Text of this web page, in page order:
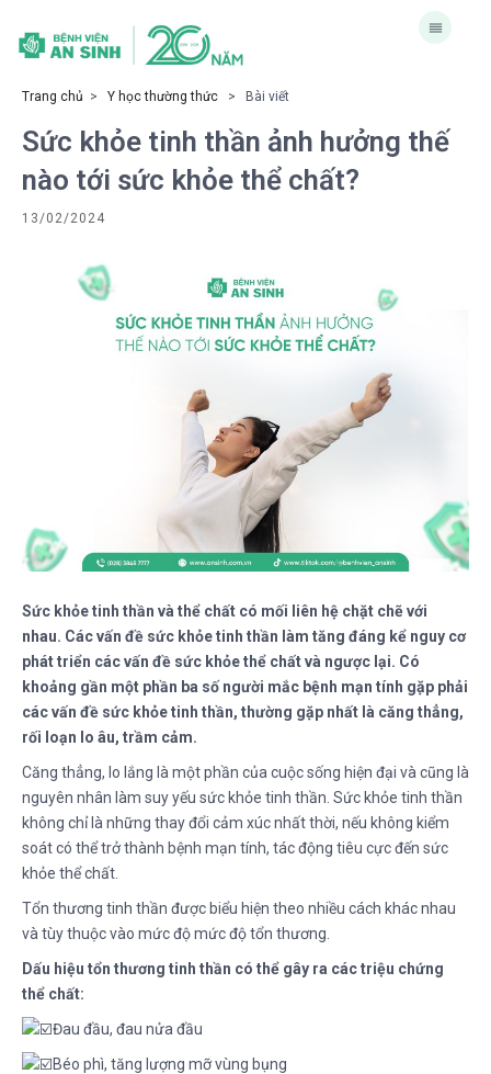
Trang chủ > Y học thường thức > Bài viết
Sức khỏe tinh thần ảnh hưởng thế
nào tới sức khỏe thể chất?
13/02/2024
Sức khỏe tinh thần và thể chất có mối liên hệ chặt chẽ với
nhau. Các vấn đề sức khỏe tinh thần làm tăng đáng kể nguy cơ
phát triển các vấn đề sức khỏe thể chất và ngược lại. Có
khoảng gần một phần ba số người mắc bệnh mạn tính gặp phải
các vấn đề sức khỏe tinh thần, thường gặp nhất là căng thẳng,
rối loạn lo âu, trầm cảm.
Căng thẳng, lo lắng là một phần của cuộc sống hiện đại và cũng là
nguyên nhân làm suy yếu sức khỏe tinh thần. Sức khỏe tinh thần
không chỉ là những thay đổi cảm xúc nhất thời, nếu không kiểm
soát có thể trở thành bệnh mạn tính, tác động tiêu cực đến sức
khỏe thể chất.
Tổn thương tinh thần được biểu hiện theo nhiều cách khác nhau
và tùy thuộc vào mức độ mức độ tổn thương.
Dấu hiệu tổn thương tinh thần có thể gây ra các triệu chứng
thể chất:
Đau đầu, đau nửa đầu
Béo phì, tăng lượng mỡ vùng bụng